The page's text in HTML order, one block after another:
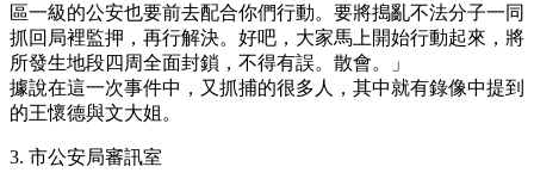
區一級的公安也要前去配合你們行動。要將搗亂不法分子一同
抓回局裡監押，再行解決。好吧，大家馬上開始行動起來，將
所發生地段四周全面封鎖，不得有誤。散會。」
據說在這一次事件中，又抓捕的很多人，其中就有錄像中提到
的王懷德與文大姐。
3. 市公安局審訊室